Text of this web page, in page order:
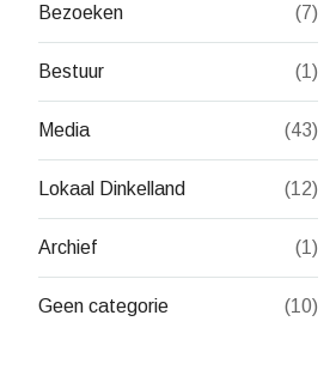
Bezoeken (7)
Bestuur (1)
Media (43)
Lokaal Dinkelland (12)
Archief (1)
Geen categorie (10)